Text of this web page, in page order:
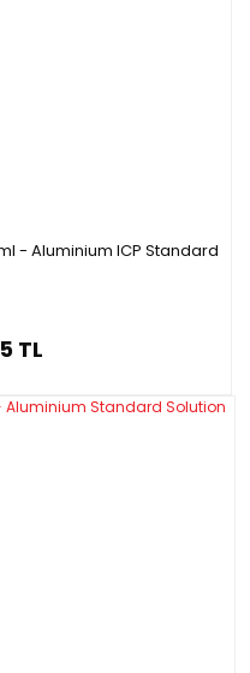
- Aluminium ICP Standard
TL